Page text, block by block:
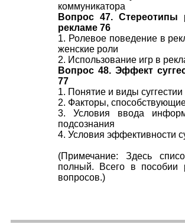
коммуникатора
Вопрос 47.
рекламе 76
1. Ролевое поведение в
женские роли
2. Использование игр в
Вопрос 48. Эффект
77
1. Понятие и виды суггестии
2. Факторы, способствующие
3. Условия ввода
подсознания
4. Условия эффективности
(Примечание: Здесь
полный. Всего в пособии
вопросов.)